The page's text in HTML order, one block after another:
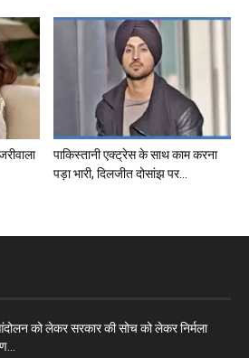
पाकिस्तानी एक्ट्रेस के साथ काम करना
पड़ा भारी, दिलजीत दोसांझ पर...
को लेकर सरकार की सोच को लेकर निर्मला